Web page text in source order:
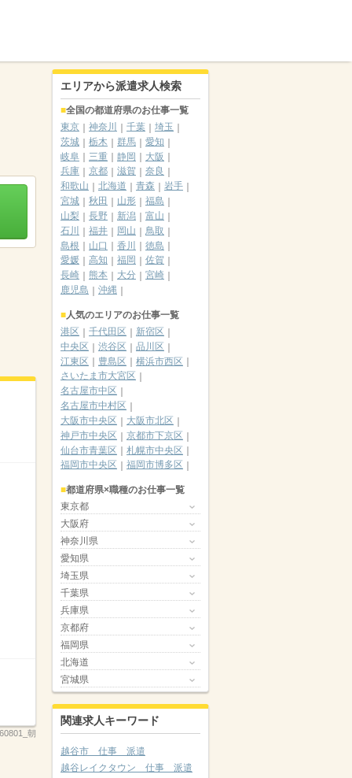
朝
エリアから派遣求人検索
全国の都道府県のお仕事一覧
東京
神奈川 千葉
埼玉
茨城
栃木 群馬
愛知
岐阜
三重 静岡
大阪
兵庫
京都 滋賀
奈良
和歌山
北海道 青森
岩手
宮城
秋田 山形
福島
山梨
長野 新潟
富山
石川
福井 岡山
鳥取
島根
山口 香川
徳島
愛媛
高知 福岡
佐賀
長崎
熊本 大分
宮崎
鹿児島
沖縄
人気のエリアのお仕事一覧
港区
千代田区
新宿区
中央区
渋谷区
品川区
江東区
豊島区
横浜市西区
さいたま市大宮区
名古屋市中区
名古屋市中村区
大阪市中央区
大阪市北区
神戸市中央区
京都市下京区
仙台市青葉区
札幌市中央区
福岡市中央区
福岡市博多区
都道府県×職種のお仕事一覧
東京都
大阪府
神奈川県
愛知県
埼玉県
千葉県
兵庫県
京都府
福岡県
北海道
宮城県
関連求人キーワード
越谷市 仕事 派遣
越谷レイクタウン 仕事 派遣